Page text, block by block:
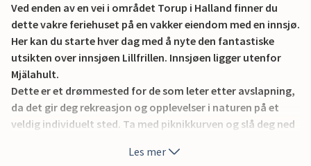
Ved enden av en vei i området Torup i Halland finner du
dette vakre feriehuset på en vakker eiendom med en innsjø.
Her kan du starte hver dag med å nyte den fantastiske
utsikten over innsjøen Lillfrillen. Innsjøen ligger utenfor
Mjälahult.
Dette er et drømmested for de som leter etter avslapning,
da det gir deg rekreasjon og opplevelser i naturen på et
veldig individuelt sted. Ta med piknikkurven og slå deg ned
Les mer